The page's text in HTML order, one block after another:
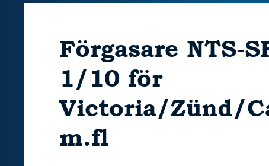
Förgasare NTS-
1/10 för
Victoria/Zünd/
m.fl